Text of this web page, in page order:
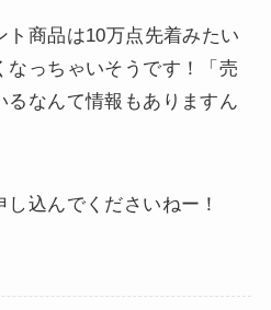
ト商品は10万点先着みたい
なっちゃいそうです！「売
るなんて情報もありますん
込んでくださいねー！